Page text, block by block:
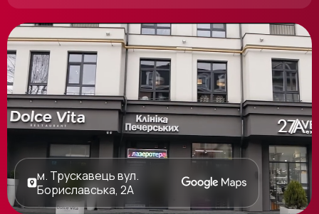
м. Трускавець вул.
Бориславська, 2А